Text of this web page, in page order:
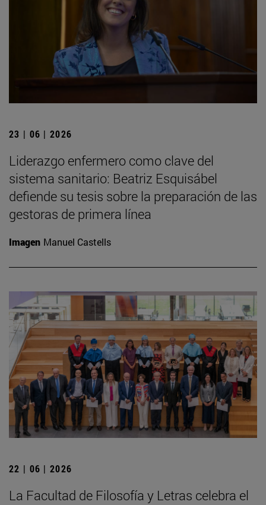
23 | 06 | 2026
Liderazgo enfermero como clave del
sistema sanitario: Beatriz Esquisábel
defiende su tesis sobre la preparación de las
gestoras de primera línea
Imagen Manuel Castells
22 | 06 | 2026
La Facultad de Filosofía y Letras celebra el